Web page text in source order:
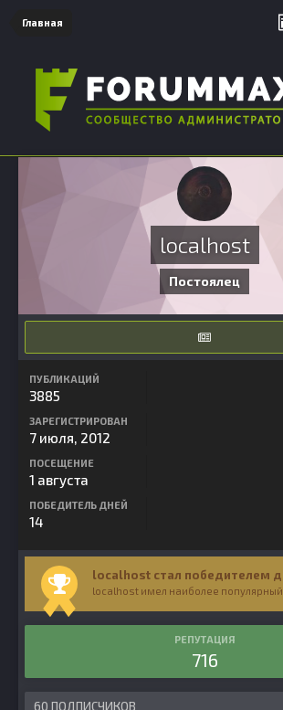
Главная
localhost
Постоялец
ПУБЛИКАЦИЙ
3885
ЗАРЕГИСТРИРОВАН
7 июля, 2012
ПОСЕЩЕНИЕ
1 августа
ПОБЕДИТЕЛЬ ДНЕЙ
14
localhost стал победителем
localhost имел наиболее популярный
РЕПУТАЦИЯ
716
60 ПОДПИСЧИКОВ